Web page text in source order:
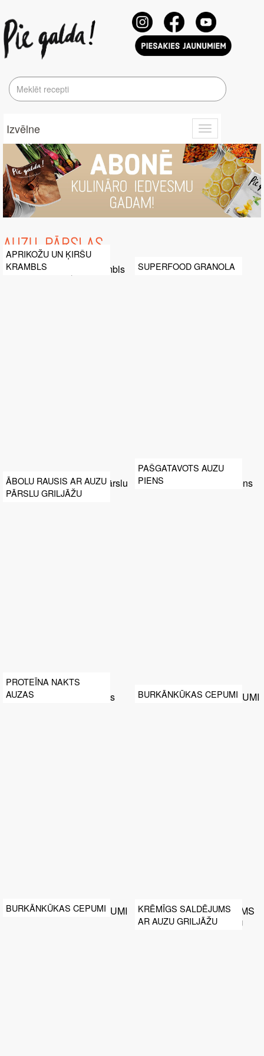
Toggle
navigation
Izvēlne
AUZU PĀRSLAS
APRIKOŽU UN ĶIRŠU
KRAMBLS
SUPERFOOD GRANOLA
ĀBOLU RAUSIS AR AUZU
PĀRSLU GRILJĀŽU
PAŠGATAVOTS AUZU
PIENS
PROTEĪNA NAKTS
AUZAS
BURKĀNKŪKAS CEPUMI
BURKĀNKŪKAS CEPUMI
KRĒMĪGS SALDĒJUMS
AR AUZU GRILJĀŽU